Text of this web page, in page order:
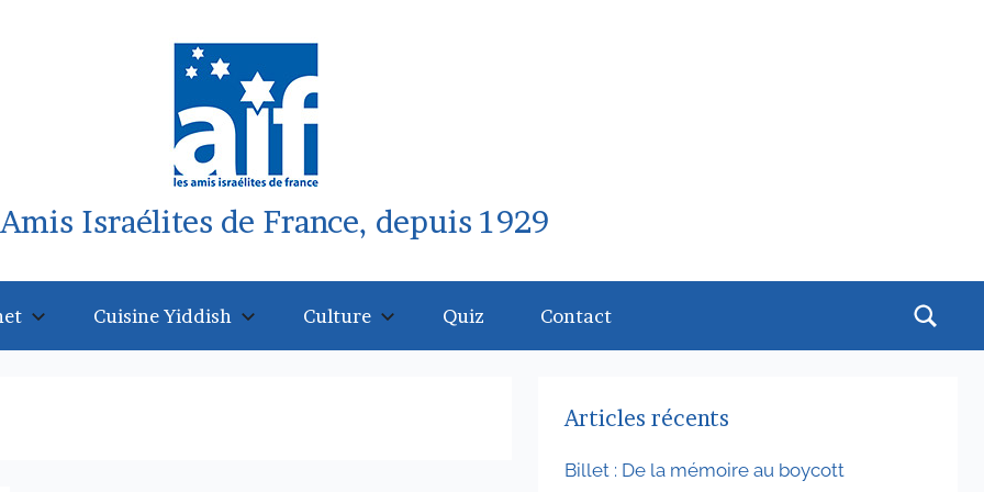
Israélites de France, depuis 1929
Cuisine Yiddish Culture Quiz Contact
Articles récents
Billet : De la mémoire au boycott